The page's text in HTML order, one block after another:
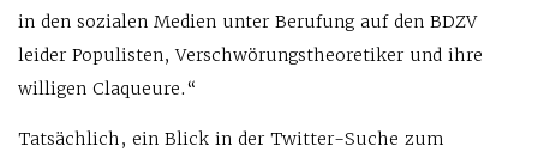
in den sozialen Medien unter Berufung auf den BDZV
leider Populisten, Verschwörungstheoretiker und ihre
willigen Claqueure.“
Tatsächlich, ein Blick in der Twitter-Suche zum